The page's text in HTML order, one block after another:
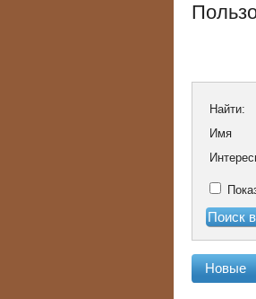
Найти:
Имя
Новые